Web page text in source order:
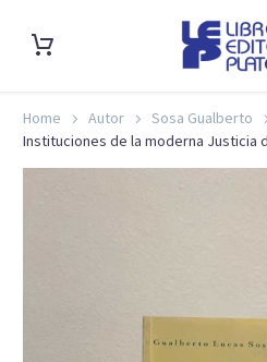
Home Autor
Sosa Gualberto
Instituciones de la moderna Justicia